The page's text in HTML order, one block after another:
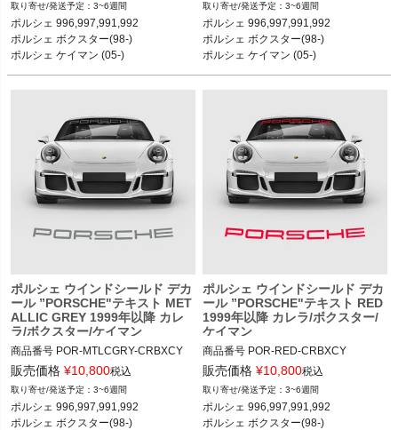
12ADS SKU: 無
3~6週間
ポルシェ 996,997,991,992
ポルシェ ボクスター(98-)
ポルシェ ケイマン (05-)
12ADS SKU: 無
3~6週間
ポルシェ 996,997,991,992
ポルシェ ボクスター(98-)
ポルシェ ケイマン (05-)
ポルシェ ウインドシールド デカ
ール ”PORSCHE"テキスト MET
ALLIC GREY 1999年以降 カレ
ラ/ボクスター/ケイマン
商品番号 POR-MTLCGRY-CRBXCY
POR-MTLCGRY-CRBXCY
12ADS "Anthracite Metallic Gloss"
12ADS SKU: 無
販売価格 ¥10,800税込
3~6週間
ポルシェ 996,997,991,992
ポルシェ ボクスター(98-)
ポルシェ ウインドシールド デカ
ール ”PORSCHE"テキスト RED
1999年以降 カレラ/ボクスター/
ケイマン
商品番号 POR-RED-CRBXCY
POR-RED-CRBXCY
12ADS SKU: 無
販売価格 ¥10,800税込
3~6週間
ポルシェ 996,997,991,992
ポルシェ ボクスター(98-)